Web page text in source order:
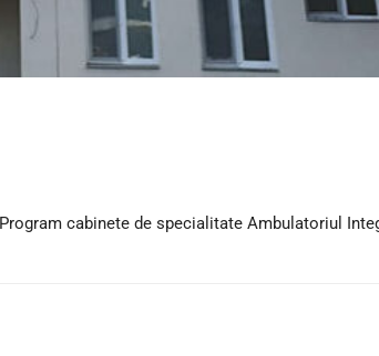
Program cabinete de specialitate Ambulatoriul